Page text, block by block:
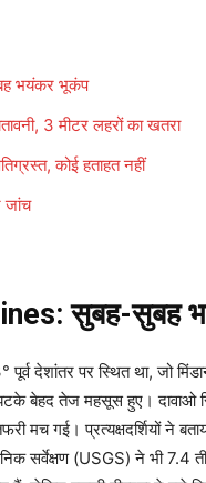
भयंकर भूकंप
3 मीटर लहरों का खतरा
कोई हताहत नहीं
जांच
सुबह-सुबह
देशांतर पर स्थित था, जो
बेहद तेज महसूस हुए। दावाओ
मच गई। प्रत्यक्षदर्शियों ने
सर्वेक्षण (USGS) ने भी 7.4